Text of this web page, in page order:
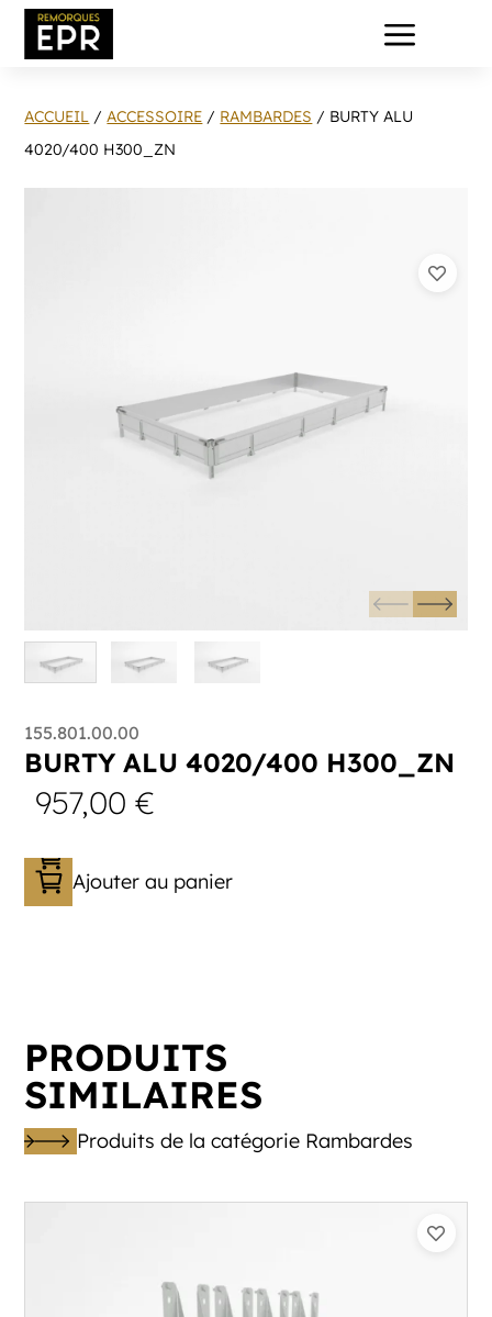
a
ACCUEIL /ACCESSOIRE / RAMBARDES / BURTY ALU
4020/400 H300_ZN
155.801.00.00
BURTY ALU 4020/400 H300_ZN
957,00€
Ajouter au panier
PRODUITS
SIMILAIRES
Produits de la catégorie Rambardes